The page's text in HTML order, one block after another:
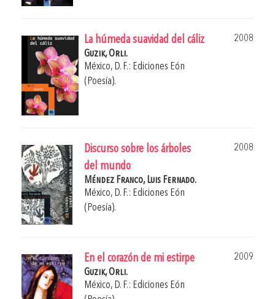
La húmeda suavidad del cáliz
2008
Guzik, Orli.
México, D. F.: Ediciones Eón
(Poesía).
Discurso sobre los árboles
del mundo
2008
Méndez Franco, Luis Fernado.
México, D. F.: Ediciones Eón
(Poesía).
En el corazón de mi estirpe
2009
Guzik, Orli.
México, D. F.: Ediciones Eón